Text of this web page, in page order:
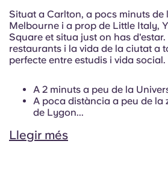
Situat a Carlton, a pocs minuts de
Melbourne i a prop de Little Italy,
Square et situa just on has
restaurants i la vida de la ciutat a
perfecte entre estudis i vida social.
A 2 minuts a peu de la
A poca distància a peu de la
de Lygon...
Llegir més